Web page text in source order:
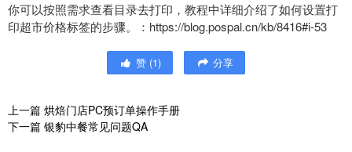
你可以按照需求查看目录去打印，教程中详细介绍了如何设置打
印超市价格标签的步骤。：https://blog.pospal.cn/kb/8416#i-53
赞 (1) 分享
上一篇 烘焙门店PC预订单操作手册
下一篇 银豹中餐常见问题QA